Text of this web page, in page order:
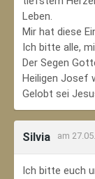
Leben.
Mir hat diese
Ich bitte alle,
Der Segen
Heiligen Josef
Gelobt sei
Silvia am
Ich bitte euch